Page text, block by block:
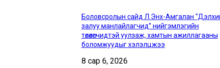
Боловсролын сайд Л.Энх-Амгалан
залуу манлайлагчид” нийгэмлэгийн
төлөөлөгчидтэй уулзаж, хамтын ажиллагааны
боломжуудыг хэлэлцжээ
8 сар 6, 2026